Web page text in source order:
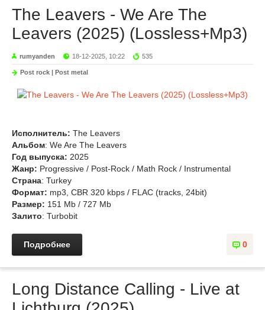
The Leavers - We Are The
Leavers (2025) (Lossless+Mp3)
rumyanden 18-12-2025, 10:22 535
Post rock | Post metal
Исполнитель: The Leavers
Альбом: We Are The Leavers
Год выпуска: 2025
Жанр: Progressive / Post-Rock / Math Rock / Instrumental
Страна: Turkey
Формат: mp3, CBR 320 kbps / FLAC (tracks, 24bit)
Размер: 151 Mb / 727 Mb
Залито: Turbobit
0
Подробнее
Long Distance Calling - Live at